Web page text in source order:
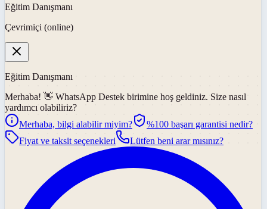
Eğitim Danışmanı
Çevrimiçi (online)
Eğitim Danışmanı
Merhaba! 👋 WhatsApp Destek birimine hoş geldiniz. Size nasıl
yardımcı olabiliriz?
Merhaba, bilgi alabilir miyim?
%100 başarı garantisi nedir?
Fiyat ve taksit seçenekleri
Lütfen beni arar mısınız?